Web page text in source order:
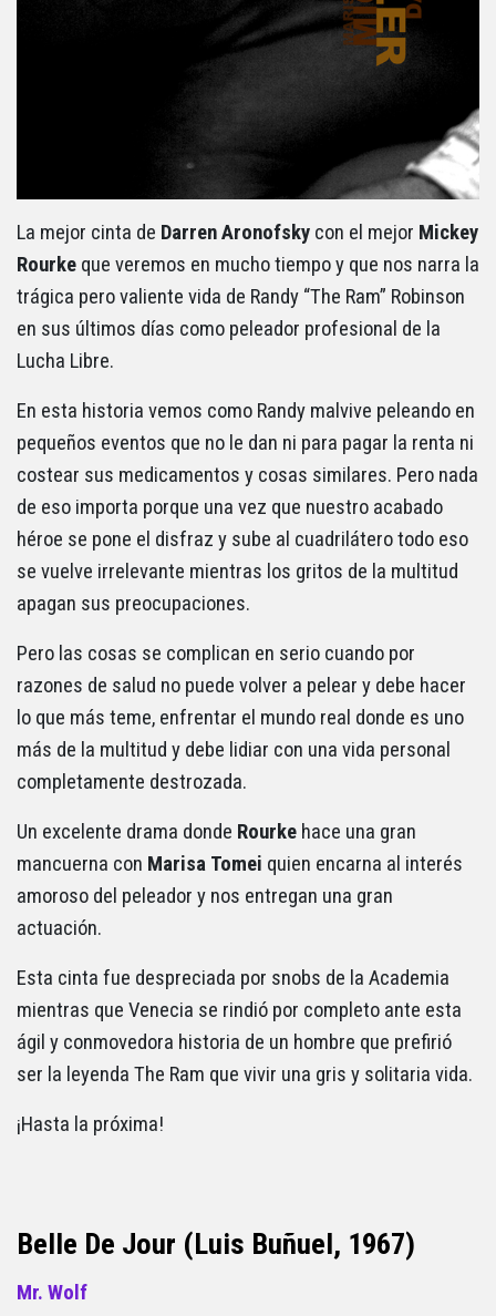
La mejor cinta de Darren Aronofsky con el mejor Mickey
Rourke que veremos en mucho tiempo y que nos narra la
trágica pero valiente vida de Randy “The Ram” Robinson
en sus últimos días como peleador profesional de la
Lucha Libre.
En esta historia vemos como Randy malvive peleando en
pequeños eventos que no le dan ni para pagar la renta ni
costear sus medicamentos y cosas similares. Pero nada
de eso importa porque una vez que nuestro acabado
héroe se pone el disfraz y sube al cuadrilátero todo eso
se vuelve irrelevante mientras los gritos de la multitud
apagan sus preocupaciones.
Pero las cosas se complican en serio cuando por
razones de salud no puede volver a pelear y debe hacer
lo que más teme, enfrentar el mundo real donde es uno
más de la multitud y debe lidiar con una vida personal
completamente destrozada.
Un excelente drama donde Rourke hace una gran
mancuerna con Marisa Tomei quien encarna al interés
amoroso del peleador y nos entregan una gran
actuación.
Esta cinta fue despreciada por snobs de la Academia
mientras que Venecia se rindió por completo ante esta
ágil y conmovedora historia de un hombre que prefirió
ser la leyenda The Ram que vivir una gris y solitaria vida.
¡Hasta la próxima!
Belle De Jour (Luis Buñuel, 1967)
Mr. Wolf